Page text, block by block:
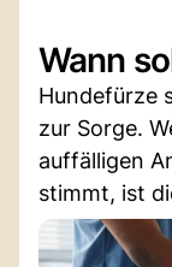
Wann
Hundefürze
zur Sorge.
auffälligen
stimmt, ist